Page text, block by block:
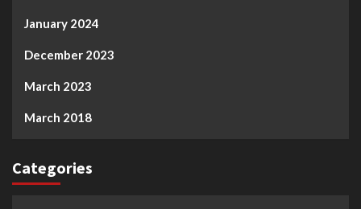
January 2024
December 2023
March 2023
March 2018
Categories